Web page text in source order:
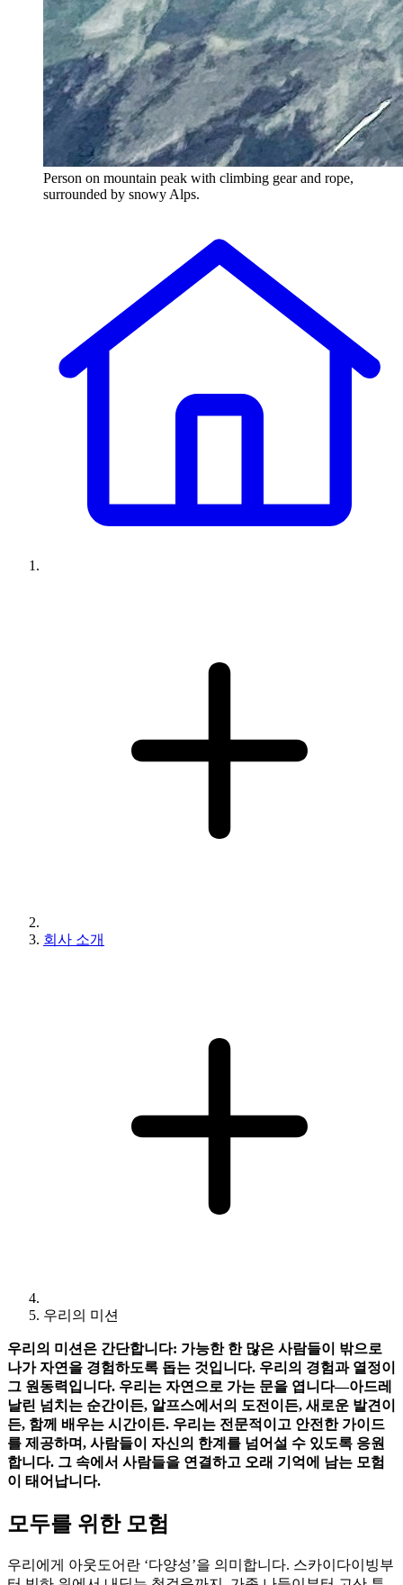
Person on mountain peak with climbing gear and rope,
surrounded by snowy Alps.
회사 소개
우리의 미션
우리의 미션은 간단합니다: 가능한 한 많은 사람들이 밖으로
나가 자연을 경험하도록 돕는 것입니다. 우리의 경험과 열정이
그 원동력입니다. 우리는 자연으로 가는 문을 엽니다—아드레
날린 넘치는 순간이든, 알프스에서의 도전이든, 새로운 발견이
든, 함께 배우는 시간이든. 우리는 전문적이고 안전한 가이드
를 제공하며, 사람들이 자신의 한계를 넘어설 수 있도록 응원
합니다. 그 속에서 사람들을 연결하고 오래 기억에 남는 모험
이 태어납니다.
모두를 위한 모험
우리에게 아웃도어란 ‘다양성’을 의미합니다. 스카이다이빙부